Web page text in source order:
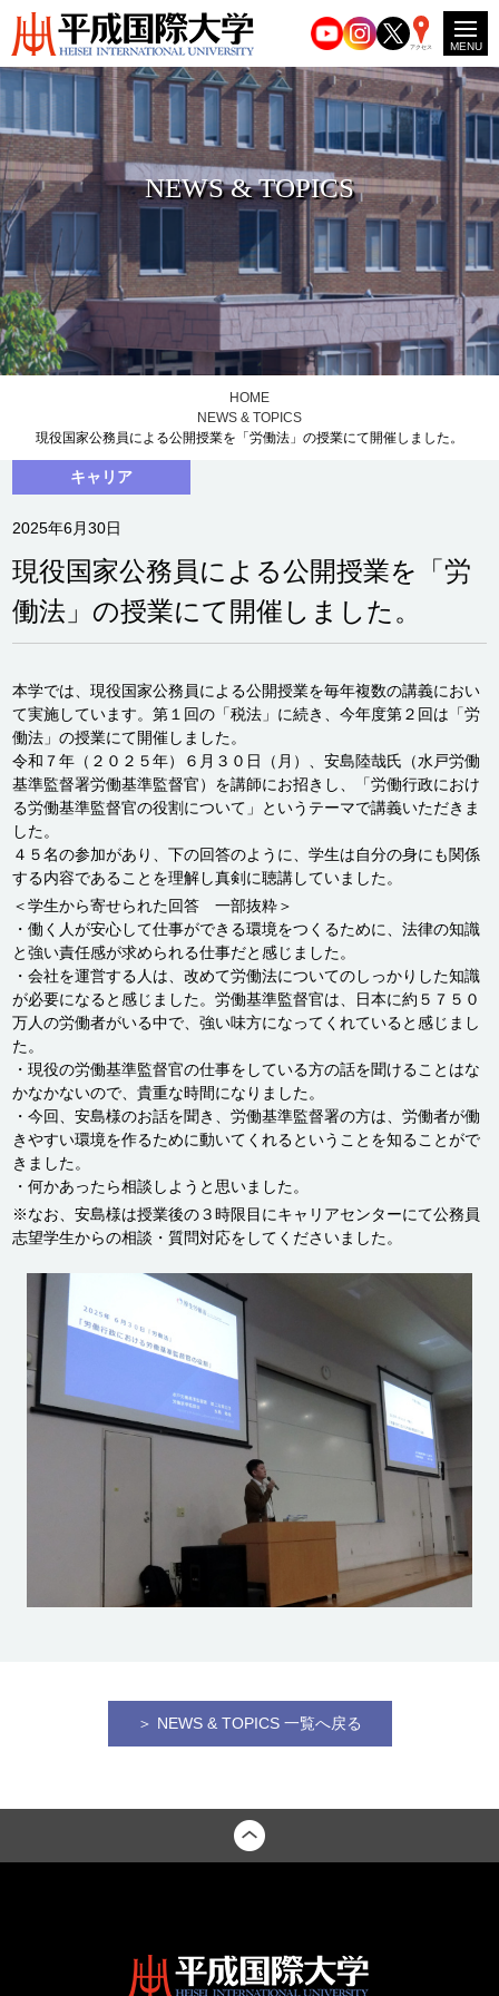
アクセス MENU
NEWS & TOPICS
HOME
NEWS & TOPICS
現役国家公務員による公開授業を「労働法」の授業にて開催しました。
キャリア
2025年6月30日
現役国家公務員による公開授業を「労
働法」の授業にて開催しました。
本学では、現役国家公務員による公開授業を毎年複数の講義におい
て実施しています。第１回の「税法」に続き、今年度第２回は「労
働法」の授業にて開催しました。
令和７年（２０２５年）６月３０日（月）、安島陸哉氏（水戸労働
基準監督署労働基準監督官）を講師にお招きし、「労働行政におけ
る労働基準監督官の役割について」というテーマで講義いただきま
した。
４５名の参加があり、下の回答のように、学生は自分の身にも関係
する内容であることを理解し真剣に聴講していました。
＜学生から寄せられた回答 一部抜粋＞
・働く人が安心して仕事ができる環境をつくるために、法律の知識
と強い責任感が求められる仕事だと感じました。
・会社を運営する人は、改めて労働法についてのしっかりした知識
が必要になると感じました。労働基準監督官は、日本に約５７５０
万人の労働者がいる中で、強い味方になってくれていると感じまし
た。
・現役の労働基準監督官の仕事をしている方の話を聞けることはな
かなかないので、貴重な時間になりました。
・今回、安島様のお話を聞き、労働基準監督署の方は、労働者が働
きやすい環境を作るために動いてくれるということを知ることがで
きました。
・何かあったら相談しようと思いました。
※なお、安島様は授業後の３時限目にキャリアセンターにて公務員
志望学生からの相談・質問対応をしてくださいました。
＞ NEWS & TOPICS 一覧へ戻る